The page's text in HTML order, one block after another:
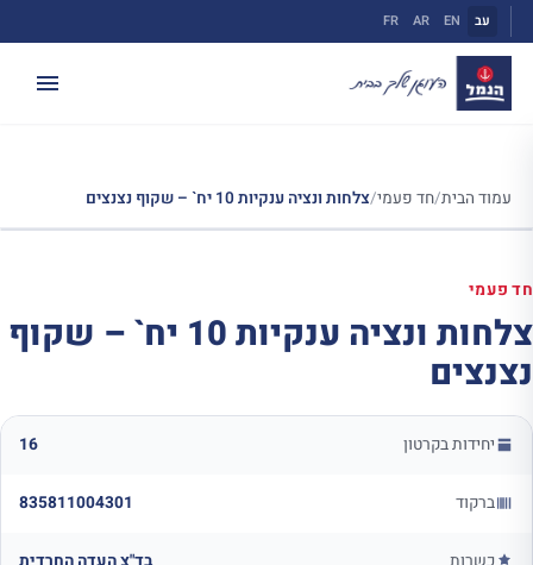
לתוכן
עב EN
AR
FR
עמוד הבית/חד פעמי/צלחות ונציה ענקיות 10 יח` – שקוף נצנצים
חד פעמי
צלחות ונציה ענקיות 10 יח` – שקוף
נצנצים
יחידות בקרטון 16
ברקוד 835811004301